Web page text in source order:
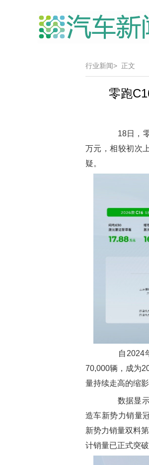
行业新闻> 正文
零跑
18日，零
万元，相较初次
疑。
自2024年
70,000辆，成为
量持续走高的缩影
数据显示
造车新势力销量
新势力销量双料
计销量已正式突